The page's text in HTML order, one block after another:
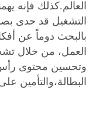
العالم.كذلك فإنه
التشغيل قد حدى
بالبحث دوماً عن
العمل، من خلال
وتحسين محتوى
البطالة،والتأمين